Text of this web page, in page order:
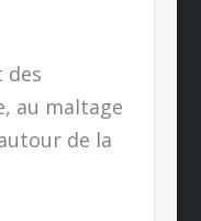
des
au maltage
de la